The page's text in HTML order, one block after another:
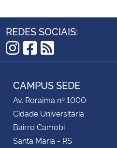
REDES SOCIAIS:
Instagram
Facebook
RSS
CAMPUS SEDE
Av. Roraima nº 1000
Cidade Universitária
Bairro Camobi
Santa Maria - RS